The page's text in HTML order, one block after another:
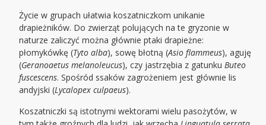
Życie w grupach ułatwia koszatniczkom unikanie
drapieżników. Do zwierząt polujących na te gryzonie w
naturze zaliczyć można głównie ptaki drapieżne:
płomykówkę (Tyto alba), sowę błotną (Asio flammeus), aguję
(Geranoaetus melanoleucus), czy jastrzębia z gatunku Buteo
fuscescens. Spośród ssaków zagrożeniem jest głównie lis
andyjski (Lycalopex culpaeus).
Koszatniczki są istotnymi wektorami wielu pasożytów, w